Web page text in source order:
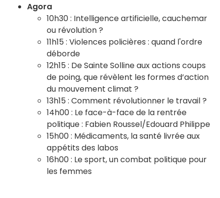
Agora
10h30 : Intelligence artificielle, cauchemar
ou révolution ?
11h15 : Violences policières : quand l'ordre
déborde
12h15 : De Sainte Solline aux actions coups
de poing, que révèlent les formes d’action
du mouvement climat ?
13h15 : Comment révolutionner le travail ?
14h00 : Le face-à-face de la rentrée
politique : Fabien Roussel/Edouard Philippe
15h00 : Médicaments, la santé livrée aux
appétits des labos
16h00 : Le sport, un combat politique pour
les femmes